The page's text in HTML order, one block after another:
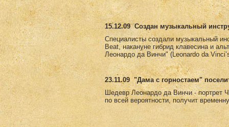
15.12.09 Создан музыкальный
Специалисты создали музыкальный
Beat, накануне гибрид клавесина и
Леонардо да Винчи" (Leonardo da
23.11.09 "Дама с горностаем"
Шедевр Леонардо да Винчи - портрет
по всей вероятности, получит